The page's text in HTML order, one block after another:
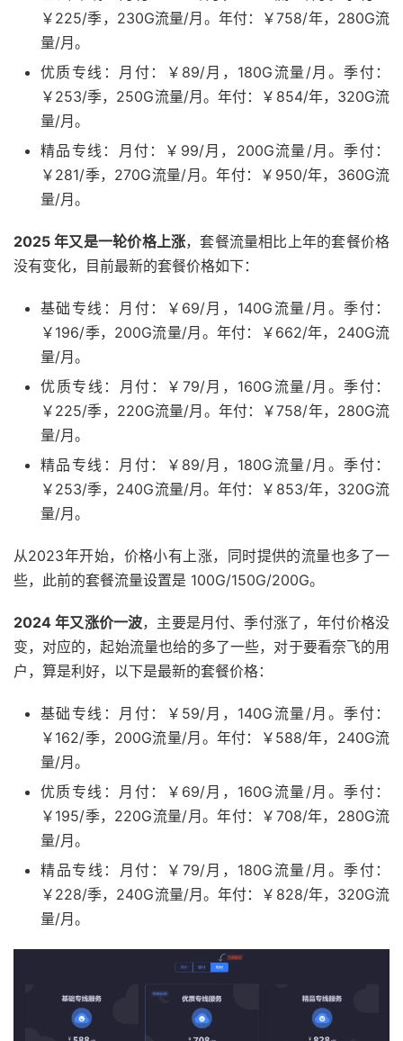
￥225/季，230G流量/月。年付：￥758/年，280G流
量/月。
优质专线：月付：￥89/月，180G流量/月。季付：
￥253/季，250G流量/月。年付：￥854/年，320G流
量/月。
精品专线：月付：￥99/月，200G流量/月。季付：
￥281/季，270G流量/月。年付：￥950/年，360G流
量/月。
2025 年又是一轮价格上涨，套餐流量相比上年的套餐价格
没有变化，目前最新的套餐价格如下：
基础专线：月付：￥69/月，140G流量/月。季付：
￥196/季，200G流量/月。年付：￥662/年，240G流
量/月。
优质专线：月付：￥79/月，160G流量/月。季付：
￥225/季，220G流量/月。年付：￥758/年，280G流
量/月。
精品专线：月付：￥89/月，180G流量/月。季付：
￥253/季，240G流量/月。年付：￥853/年，320G流
量/月。
从2023年开始，价格小有上涨，同时提供的流量也多了一
些，此前的套餐流量设置是 100G/150G/200G。
2024 年又涨价一波，主要是月付、季付涨了，年付价格没
变，对应的，起始流量也给的多了一些，对于要看奈飞的用
户，算是利好，以下是最新的套餐价格：
基础专线：月付：￥59/月，140G流量/月。季付：
￥162/季，200G流量/月。年付：￥588/年，240G流
量/月。
优质专线：月付：￥69/月，160G流量/月。季付：
￥195/季，220G流量/月。年付：￥708/年，280G流
量/月。
精品专线：月付：￥79/月，180G流量/月。季付：
￥228/季，240G流量/月。年付：￥828/年，320G流
量/月。